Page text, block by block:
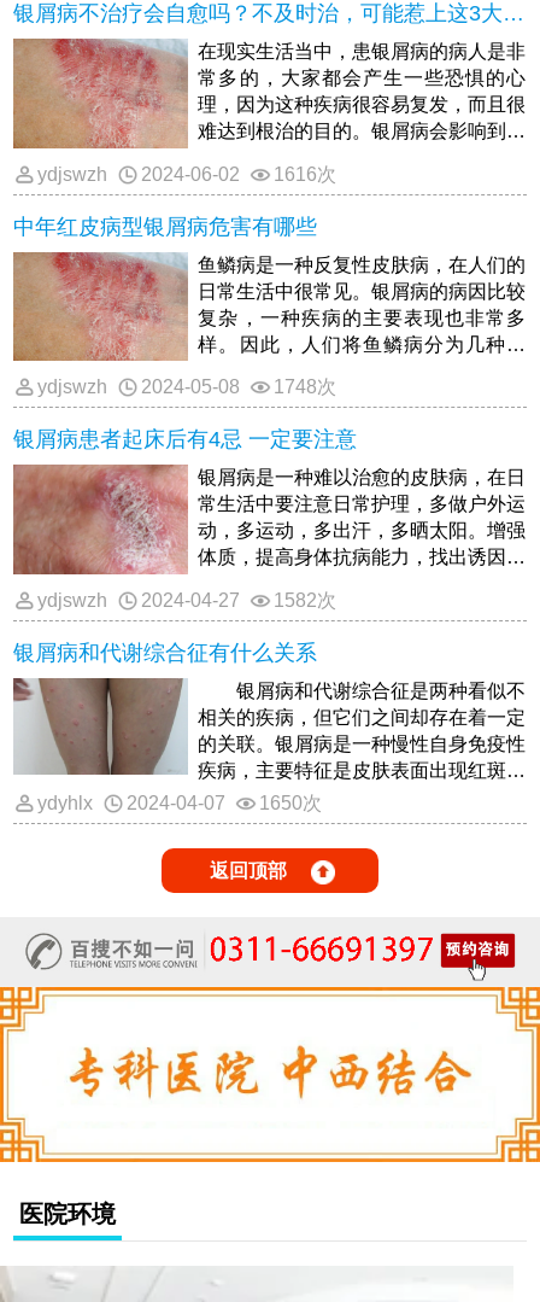
银屑病不治疗会自愈吗？不及时治，可能惹上这3大麻烦
在现实生活当中，患银屑病的病人是非
常多的，大家都会产生一些恐惧的心
理，因为这种疾病很容易复发，而且很
难达到根治的目的。银屑病会影响到病
碍，那么就会对病人的生活和工作造成
相当大的负面影响。银屑病病虽然是一
种顽固性皮肤疾病，但还是有很多人会
误认为这只是一种普通的皮肤疾病，不
需要采取治疗也会自愈的。
ydjswzh 2024-06-02 1616次
中年红皮病型银屑病危害有哪些
鱼鳞病是一种反复性皮肤病，在人们的
日常生活中很常见。银屑病的病因比较
复杂，一种疾病的主要表现也非常多
样。因此，人们将鱼鳞病分为几种类
银屑病和红皮病。这一次，人们关键是
掌握红皮病鱼鳞病，这种类型比较少
见。可是如果病发都是不分年纪的，因
而成年人群都是极有可能身患红皮病型
鱼鳞病的。
ydjswzh 2024-05-08 1748次
银屑病患者起床后有4忌 一定要注意
银屑病是一种难以治愈的皮肤病，在日
常生活中要注意日常护理，多做户外运
动，多运动，多出汗，多晒太阳。增强
体质，提高身体抗病能力，找出诱因，
治疗，避免染发、纹身等各种强烈的物
饮食要合理，不要挑食，避免吸烟和适
量饮酒，
ydjswzh 2024-04-27 1582次
银屑病和代谢综合征有什么关系
银屑病和代谢综合征是两种看似不
相关的疾病，但它们之间却存在着一定
的关联。银屑病是一种慢性自身免疫性
疾病，主要特征是皮肤表面出现红斑、
鳞屑和瘙痒，常见于头皮、膝盖、
ydyhlx 2024-04-07 1650次
返回顶部
医院环境